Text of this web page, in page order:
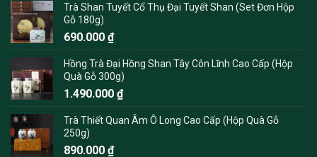
Trà Shan Tuyết Cổ Thụ Đại Tuyết Shan (Set Đơn Hộp
Gỗ 180g)
690.000 ₫
Hồng Trà Đại Hồng Shan Tây Côn Lĩnh Cao Cấp (Hộp
Quà Gỗ 300g)
1.490.000 ₫
Trà Thiết Quan Âm Ô Long Cao Cấp (Hộp Quà Gỗ
250g)
890.000 ₫